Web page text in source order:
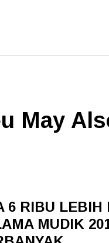
May
6 RIBU LEBIH
MUDIK